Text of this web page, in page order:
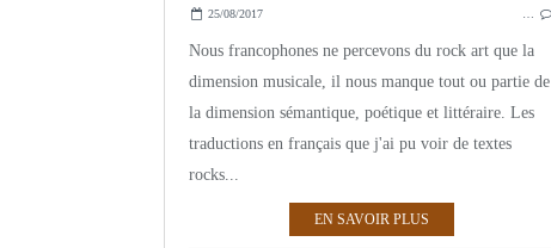
25/08/2017 …
Nous francophones ne percevons du rock art que la
dimension musicale, il nous manque tout ou partie de
la dimension sémantique, poétique et littéraire. Les
traductions en français que j'ai pu voir de textes
rocks...
EN SAVOIR PLUS